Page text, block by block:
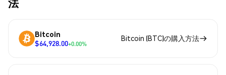
Bitcoin
$64,928.00+0.00%
Bitcoin (BTC)の購入方法